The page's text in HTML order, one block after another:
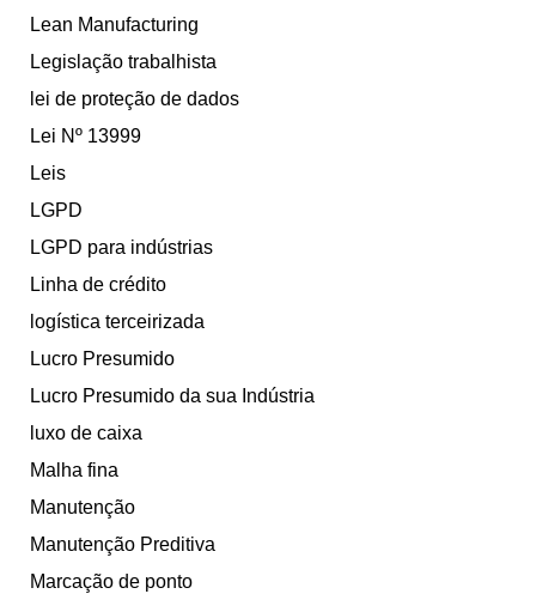
Lean Manufacturing
Legislação trabalhista
lei de proteção de dados
Lei Nº 13999
Leis
LGPD
LGPD para indústrias
Linha de crédito
logística terceirizada
Lucro Presumido
Lucro Presumido da sua Indústria
luxo de caixa
Malha fina
Manutenção
Manutenção Preditiva
Marcação de ponto